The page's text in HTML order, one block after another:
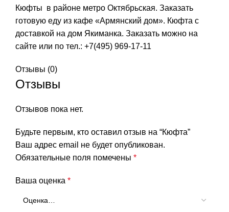
Кюфты в районе метро Октябрьская. Заказать
готовую еду из кафе «Армянский дом». Кюфта с
доставкой на дом Якиманка. Заказать можно на
сайте или по тел.: +7(495) 969-17-11
Отзывы (0)
Отзывы
Отзывов пока нет.
Будьте первым, кто оставил отзыв на “Кюфта”
Ваш адрес email не будет опубликован.
Обязательные поля помечены *
Ваша оценка *